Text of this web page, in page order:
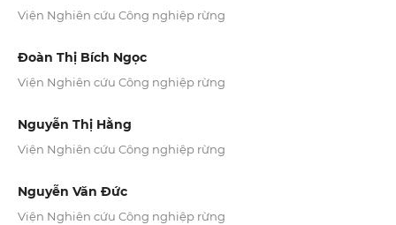
Viện Nghiên cứu Công nghiệp rừng
Đoàn Thị Bích Ngọc
Viện Nghiên cứu Công nghiệp rừng
Nguyễn Thị Hằng
Viện Nghiên cứu Công nghiệp rừng
Nguyễn Văn Đức
Viện Nghiên cứu Công nghiệp rừng